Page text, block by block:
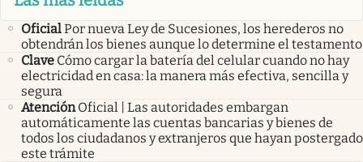
OficialPor nueva Ley de Sucesiones, los herederos no
obtendrán los bienes aunque lo determine el testamento
Clave Cómo cargar la batería del celular cuando no hay
electricidad en casa: la manera más efectiva, sencilla y
segura
Atención Oficial | Las autoridades embargan
automáticamente las cuentas bancarias y bienes de
todos los ciudadanos y extranjeros que hayan postergado
este trámite